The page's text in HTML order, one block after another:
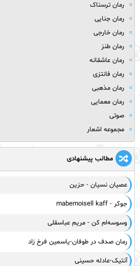
رمان ترسناک
رمان جنایی
رمان خارجی
رمان طنز
رمان عاشقانه
رمان فانتزی
رمان مذهبی
رمان معمایی
صوتی
مجموعه اشعار
مطالب پیشنهادی
عصیان نسیان - حزین
جوکر - mabemoisell kaff
وسوسه‌ام کن - مریم عباسقلی
رمان صدف در طوفان-یاسمین فرخ زاد
آنتیک-عادله حسینی